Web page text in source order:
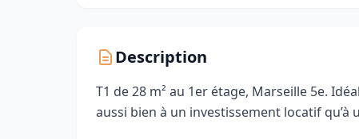
Description
T1 de 28 m² au 1er étage, Marseille 5e.
aussi bien à un investissement locatif qu’à